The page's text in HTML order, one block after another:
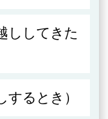
ししてきた
るとき）